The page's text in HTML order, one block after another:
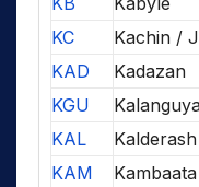
KC
Kachin /
KAD
Kadazan
KGU
KAL
KAM
Kambaata